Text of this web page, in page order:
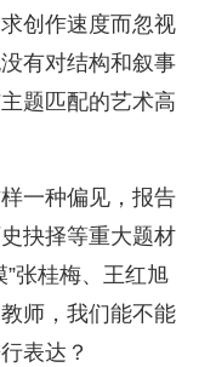
创作速度而忽视
有对结构和叙事
题匹配的艺术高
一种偏见，报告
抉择等重大题材
张桂梅、王红旭
师，我们能不能
表达？